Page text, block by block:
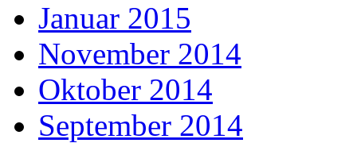
Januar 2015
November 2014
Oktober 2014
September 2014